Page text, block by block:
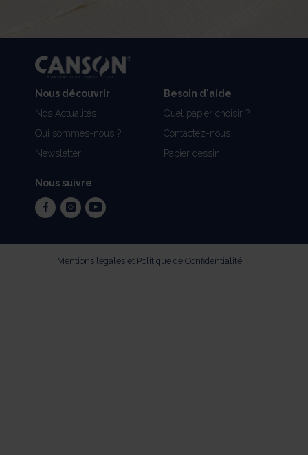
Nous découvrir
Nos Actualités
Qui sommes-nous ?
Newsletter
Besoin d'aide
Quel papier choisir ?
Contactez-nous
Papier dessin
Nous suivre
facebookinstagram
youtube
Mentions légales et Politique de Confidentialité